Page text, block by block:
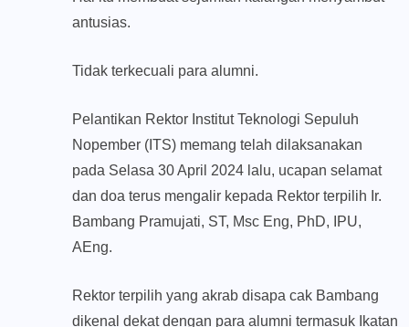
antusias.
Tidak terkecuali para alumni.
Pelantikan Rektor Institut Teknologi Sepuluh
Nopember (ITS) memang telah dilaksanakan
pada Selasa 30 April 2024 lalu, ucapan selamat
dan doa terus mengalir kepada Rektor terpilih Ir.
Bambang Pramujati, ST, Msc Eng, PhD, IPU,
AEng.
Rektor terpilih yang akrab disapa cak Bambang
dikenal dekat dengan para alumni termasuk Ikatan